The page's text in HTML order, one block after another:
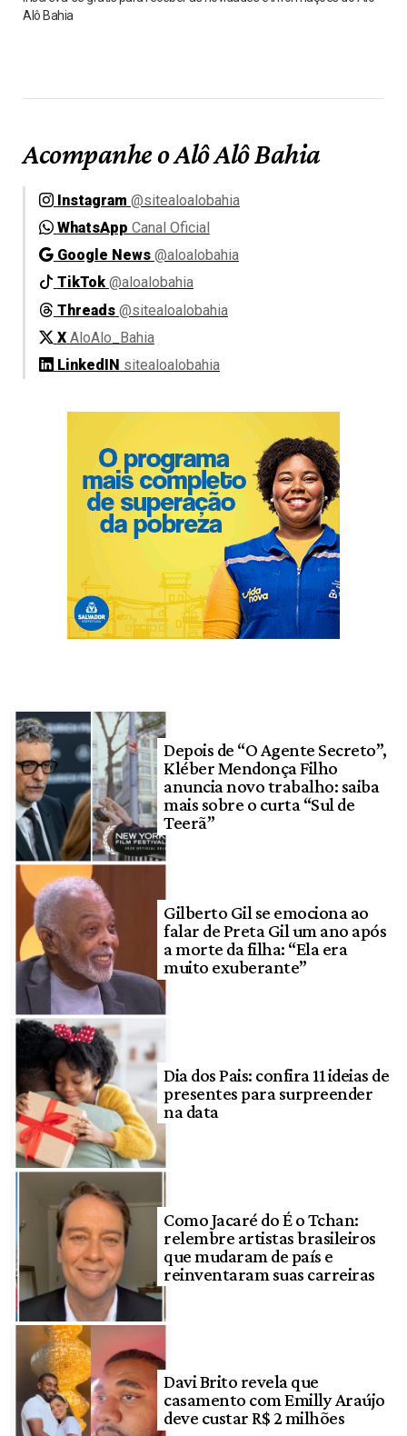
Alô Bahia
Acompanhe o Alô Alô Bahia
Instagram @sitealoalobahia
WhatsApp Canal Oficial
Google News @aloalobahia
TikTok @aloalobahia
Threads @sitealoalobahia
X AloAlo_Bahia
LinkedIN sitealoalobahia
Depois de “O Agente Secreto”,
Kléber Mendonça Filho
anuncia novo trabalho: saiba
mais sobre o curta “Sul de
Teerã”
Gilberto Gil se emociona ao
falar de Preta Gil um ano após
a morte da filha: “Ela era
muito exuberante”
Dia dos Pais: confira 11 ideias de
presentes para surpreender
na data
Como Jacaré do É o Tchan:
relembre artistas brasileiros
que mudaram de país e
reinventaram suas carreiras
Davi Brito revela que
casamento com Emilly Araújo
deve custar R$ 2 milhões